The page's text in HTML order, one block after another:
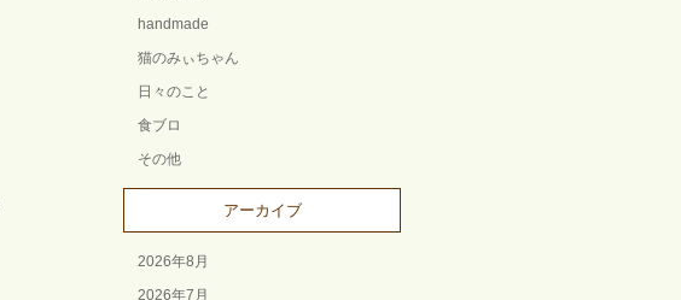
handmade
猫のみぃちゃん
日々のこと
食ブロ
その他
アーカイブ
2026年8月
2026年7月